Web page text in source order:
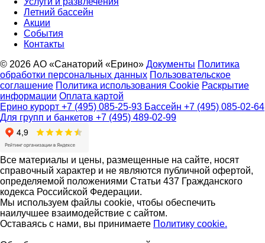
Летний бассейн
Акции
События
Контакты
© 2026 АО «Санаторий «Ерино» Документы Политика
обработки персональных данных Пользовательское
соглашение Политика использования Cookie Раскрытие
информации Оплата картой
Ерино курорт +7 (495) 085-25-93 Бассейн +7 (495) 085-02-64
Для групп и банкетов +7 (495) 489-02-99
Все материалы и цены, размещенные на сайте, носят
справочный характер и не являются публичной офертой,
определяемой положениями Статьи 437 Гражданского
кодекса Российской Федерации.
Мы используем файлы cookie, чтобы обеспечить
наилучшее взаимодействие с сайтом.
Оставаясь с нами, вы принимаете Политику cookie.